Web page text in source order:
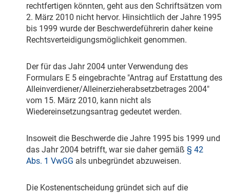
rechtfertigen könnten, geht aus den Schriftsätzen vom
2. März 2010 nicht hervor. Hinsichtlich der Jahre 1995
bis 1999 wurde der Beschwerdeführerin daher keine
Rechtsverteidigungsmöglichkeit genommen.
Der für das Jahr 2004 unter Verwendung des
Formulars E 5 eingebrachte "Antrag auf Erstattung des
Alleinverdiener/Alleinerzieherabsetzbetrages 2004"
vom 15. März 2010, kann nicht als
Wiedereinsetzungsantrag gedeutet werden.
Insoweit die Beschwerde die Jahre 1995 bis 1999 und
das Jahr 2004 betrifft, war sie daher gemäß § 42
Abs. 1 VwGG als unbegründet abzuweisen.
Die Kostenentscheidung gründet sich auf die